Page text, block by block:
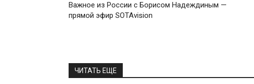
Важное из России с Борисом Надеждиным —
прямой эфир SOTAvision
ЧИТАТЬ ЕЩЕ